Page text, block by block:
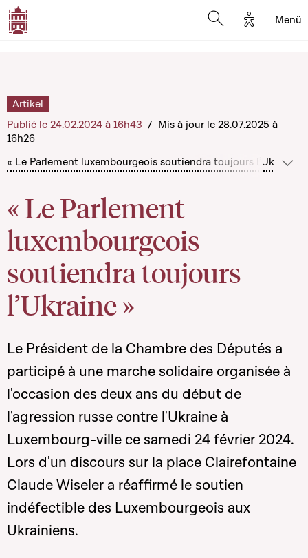
Options
Menü
« Le Parlement luxembourgeois soutiendra toujours l’Ukraine »
« Le Parlement
luxembourgeois
soutiendra toujours
l’Ukraine »
Artikel
Publié le 24.02.2024 à 16h43 / Mis à jour le 28.07.2025 à
16h26
Le Président de la Chambre des Députés a
participé à une marche solidaire organisée à
l'occasion des deux ans du début de
l'agression russe contre l'Ukraine à
Luxembourg-ville ce samedi 24 février 2024.
Lors d'un discours sur la place Clairefontaine
Claude Wiseler a réaffirmé le soutien
indéfectible des Luxembourgeois aux
Ukrainiens.